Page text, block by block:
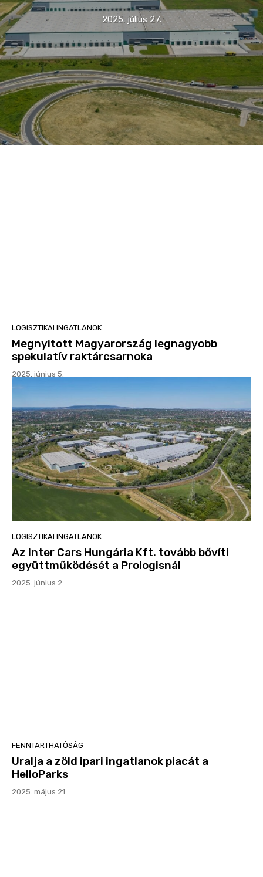
2025. július 27.
LOGISZTIKAI INGATLANOK
Megnyitott Magyarország legnagyobb
spekulatív raktárcsarnoka
2025. június 5.
LOGISZTIKAI INGATLANOK
Az Inter Cars Hungária Kft. tovább bővíti
együttműködését a Prologisnál
2025. június 2.
FENNTARTHATÓSÁG
Uralja a zöld ipari ingatlanok piacát a
HelloParks
2025. május 21.